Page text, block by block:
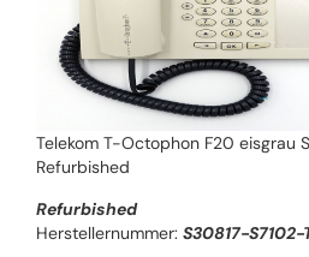
Telekom T-Octophon F20 eisgrau
Refurbished
Refurbished
Herstellernummer: S30817-S7102-